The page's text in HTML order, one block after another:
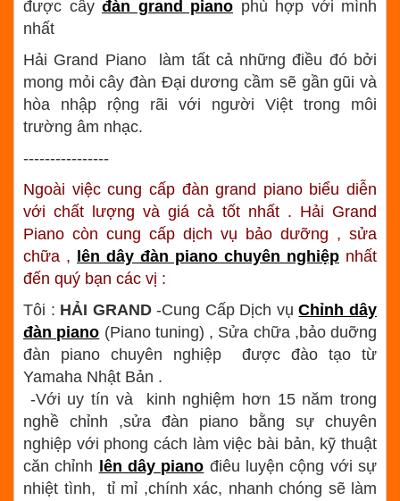
được cây đàn grand piano phù hợp với mình
nhất
Hải Grand Piano làm tất cả những điều đó bởi
mong mỏi cây đàn Đại dương cầm sẽ gần gũi và
hòa nhập rộng rãi với người Việt trong môi
trường âm nhạc.
----------------
Ngoài việc cung cấp đàn grand piano biểu diễn
với chất lượng và giá cả tốt nhất . Hải Grand
Piano còn cung cấp dịch vụ bảo dưỡng , sửa
chữa , lên dây đàn piano chuyên nghiệp nhất
đến quý bạn các vị :
Tôi : HẢI GRAND-Cung Cấp Dịch vụChỉnh dây
đàn piano (Piano tuning) , Sửa chữa ,bảo duỡng
đàn piano chuyên nghiệp được đào tạo từ
Yamaha Nhật Bản .
-Với uy tín và kinh nghiệm hơn 15 năm trong
nghề chỉnh ,sửa đàn piano bằng sự chuyên
nghiệp với phong cách làm việc bài bản, kỹ thuật
căn chỉnh lên dây piano điêu luyện cộng với sự
nhiệt tình, tỉ mỉ ,chính xác, nhanh chóng sẽ làm